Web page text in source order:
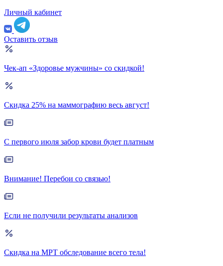
Личный кабинет
Оставить отзыв
Чек-ап «Здоровье мужчины» со скидкой!
Скидка 25% на маммографию весь август!
С первого июля забор крови будет платным
Внимание! Перебои со связью!
Если не получили результаты анализов
Скидка на МРТ обследование всего тела!